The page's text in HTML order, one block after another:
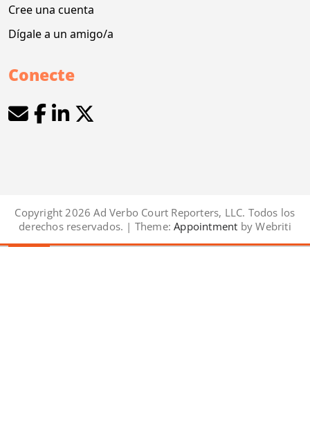
Cree una cuenta
Dígale a un amigo/a
Conecte
Copyright 2026 Ad Verbo Court Reporters, LLC. Todos los
derechos reservados. | Theme: Appointment by Webriti